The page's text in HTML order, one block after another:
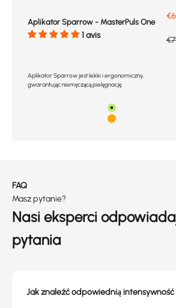
Aplikator Sparrow - MasterPuls One
1 avis
Aplikator Sparrow jest lekki i ergonomiczny,
gwarantując niemęczącą pielęgnację.
Zielony
Pomarańczowy
FAQ
Masz pytanie?
Nasi eksperci
pytania
Jak znaleźć odpowiednią intensywność